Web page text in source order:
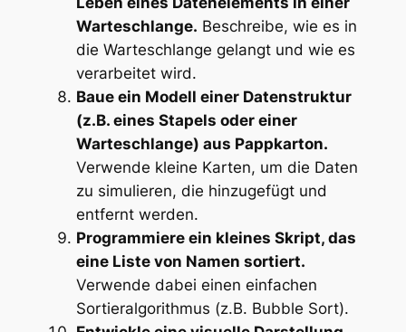
Warteschlange. Beschreibe, wie es in
die Warteschlange gelangt und wie es
verarbeitet wird.
Baue ein Modell einer Datenstruktur
(z.B. eines Stapels oder einer
Warteschlange) aus Pappkarton.
Verwende kleine Karten, um die Daten
zu simulieren, die hinzugefügt und
entfernt werden.
Programmiere ein kleines Skript, das
eine Liste von Namen sortiert.
Verwende dabei einen einfachen
Sortieralgorithmus (z.B. Bubble Sort).